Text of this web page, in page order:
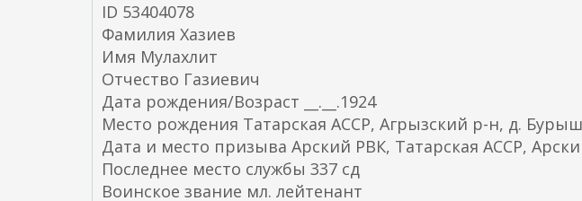
ID 53404078
Фамилия Хазиев
Имя Мулахлит
Отчество Газиевич
Дата рождения/Возраст __.__.1924
Место рождения Татарская АССР, Агрызский р-н, д.
Дата и место призыва Арский РВК, Татарская АССР,
Последнее место службы 337 сд
Воинское звание мл. лейтенант